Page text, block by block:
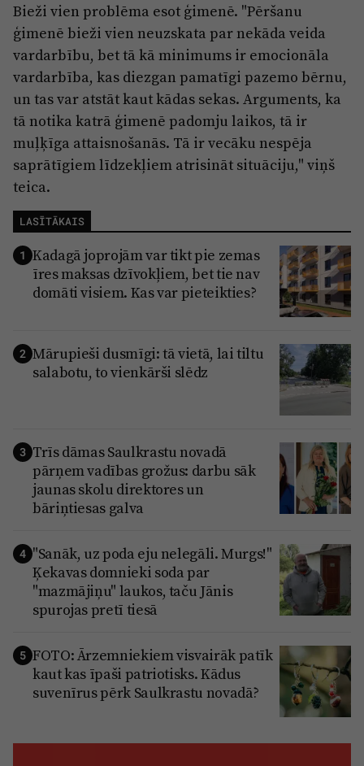
Bieži vien problēma esot ģimenē. "Pēršanu
ģimenē bieži vien neuzskata par nekāda veida
vardarbību, bet tā kā minimums ir emocionāla
vardarbība, kas diezgan pamatīgi pazemo bērnu,
un tas var atstāt kaut kādas sekas. Arguments, ka
tā notika katrā ģimenē padomju laikos, tā ir
muļķīga attaisnošanās. Tā ir vecāku nespēja
saprātīgiem līdzekļiem atrisināt situāciju," viņš
teica.
LASĪTĀKAIS
1 Kadagā joprojām var tikt pie zemas
īres maksas dzīvokļiem, bet tie nav
domāti visiem. Kas var pieteikties?
2 Mārupieši dusmīgi: tā vietā, lai tiltu
salabotu, to vienkārši slēdz
3 Trīs dāmas Saulkrastu novadā
pārņem vadības grožus: darbu sāk
jaunas skolu direktores un
bāriņtiesas galva
4 "Sanāk, uz poda eju nelegāli. Murgs!"
Ķekavas domnieki soda par
"mazmājiņu" laukos, taču Jānis
spurojas pretī tiesā
5 FOTO: Ārzemniekiem visvairāk patīk
kaut kas īpaši patriotisks. Kādus
suvenīrus pērk Saulkrastu novadā?